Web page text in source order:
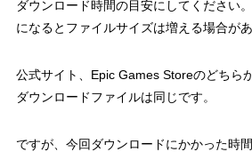
ダウンロード時間の目安にしてください
になるとファイルサイズは増える場合があ
公式サイト、Epic Games Storeのどちら
ダウンロードファイルは同じです。
ですが、今回ダウンロードにかかった時